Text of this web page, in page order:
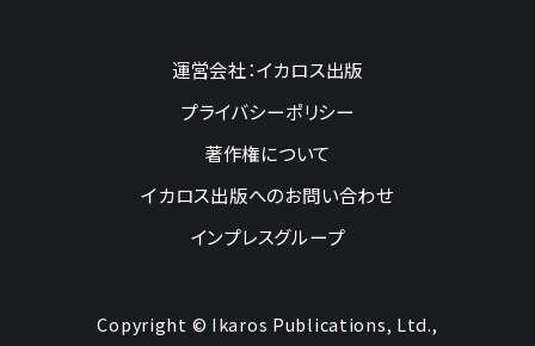
運営会社：イカロス出版
プライバシーポリシー
著作権について
イカロス出版へのお問い合わせ
インプレスグループ
Copyright © Ikaros Publications, Ltd.,